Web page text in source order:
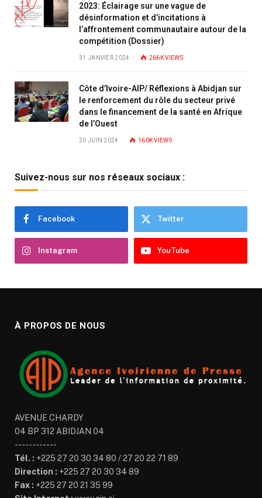
2023: Éclairage sur une vague de
désinformation et d’incitations à
l’affrontement communautaire autour de la
compétition (Dossier)
31 JANVIER 2024 266KVIEWS
Côte d’Ivoire-AIP/ Réflexions à Abidjan sur
le renforcement du rôle du secteur privé
dans le financement de la santé en Afrique
de l’Ouest
20 JUIN 2024 160KVIEWS
Suivez-nous sur nos réseaux sociaux :
Facebook Twitter
Instagram YouTube
À PROPOS DE NOUS
AVENUE CHARDY
04 BP 312 ABIDJAN 04
------------
Tél. : +225 27 20 30 34 80 / 27 20 22 71 89
Direction : +225 27 20 30 34 89
Fax : +225 27 20 21 35 99